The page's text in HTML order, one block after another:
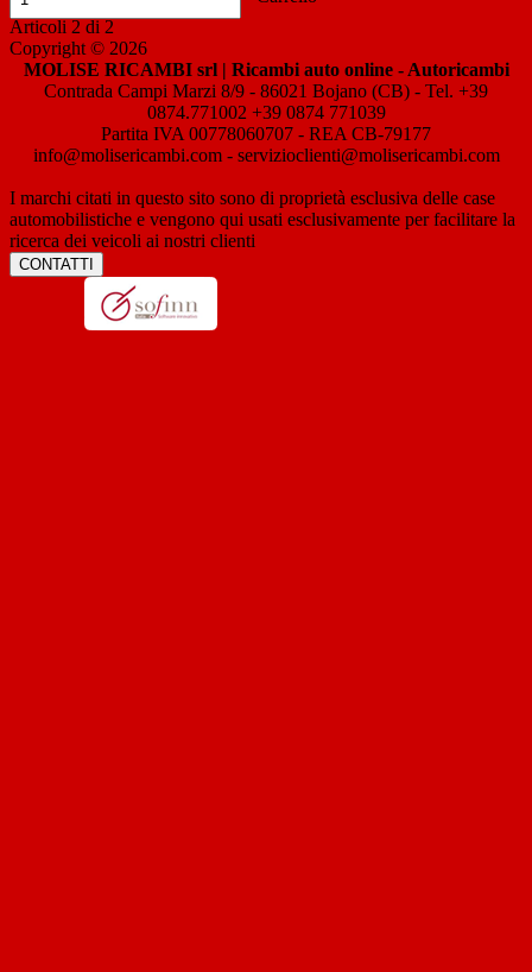
Articoli 2 di 2
Copyright © 2026
MOLISE RICAMBI srl | Ricambi auto online - Autoricambi
Contrada Campi Marzi 8/9 - 86021 Bojano (CB) - Tel. +39
0874.771002 +39 0874 771039
Partita IVA 00778060707 - REA CB-79177
info@molisericambi.com - servizioclienti@molisericambi.com
I marchi citati in questo sito sono di proprietà esclusiva delle case
automobilistiche e vengono qui usati esclusivamente per facilitare la
ricerca dei veicoli ai nostri clienti
CONTATTI